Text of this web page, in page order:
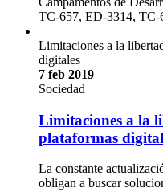
TC-657, ED-3314, TC-
Limitaciones a la
digitales
7 feb 2019
Sociedad
Limitaciones a la
plataformas
La constante
obligan a buscar